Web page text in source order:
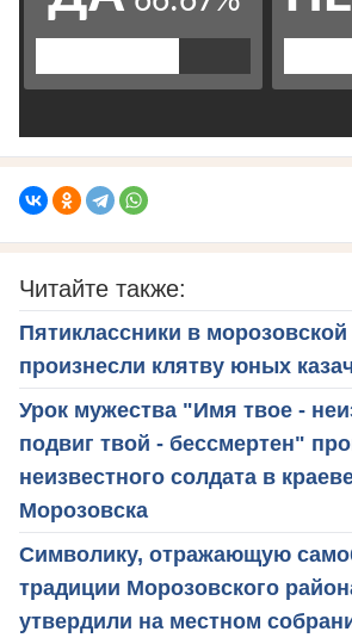
Читайте также:
Пятиклассники в
произнесли клятву юных
Урок мужества "Имя твое -
подвиг твой - бессмертен"
неизвестного солдата в
Морозовска
Символику, отражающую
традиции Морозовского
утвердили на местном